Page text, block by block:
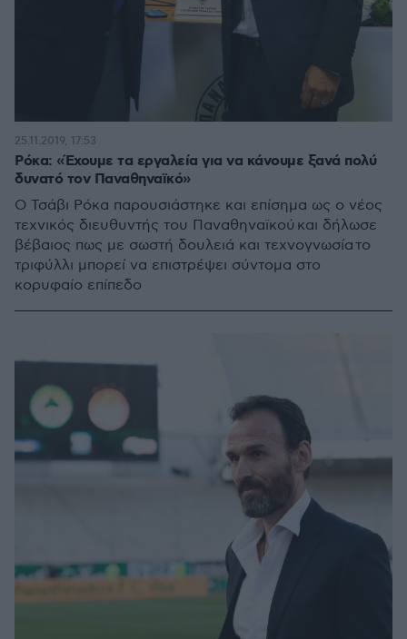
Ρόκα: «Έχουμε τα εργαλεία για να κάνουμε ξανά πολύ
δυνατό τον Παναθηναϊκό»
Ο Τσάβι Ρόκα παρουσιάστηκε και επίσημα ως ο νέος
τεχνικός διευθυντής του Παναθηναϊκού και δήλωσε
βέβαιος πως με σωστή δουλειά και τεχνογνωσία το
τριφύλλι μπορεί να επιστρέψει σύντομα στο
κορυφαίο επίπεδο
25.11.2019, 17:53